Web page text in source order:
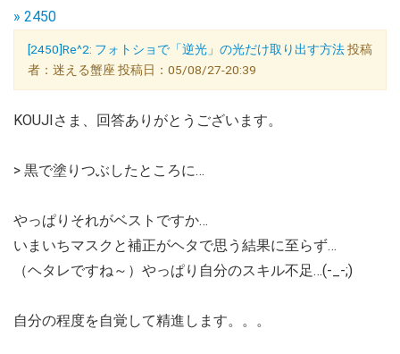
» 2450
[2450]Re^2: フォトショで「逆光」の光だけ取り出す方法投稿
者：迷える蟹座 投稿日：05/08/27-20:39
KOUJIさま、回答ありがとうございます。
> 黒で塗りつぶしたところに…
やっぱりそれがベストですか…
いまいちマスクと補正がヘタで思う結果に至らず…
（ヘタレですね～）やっぱり自分のスキル不足…(-_-;)
自分の程度を自覚して精進します。。。